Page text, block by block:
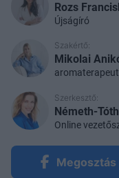
Rozs
Újságíró
Szakértő:
Mikolai
Szerkesztő:
Németh-
Online
Megosztás